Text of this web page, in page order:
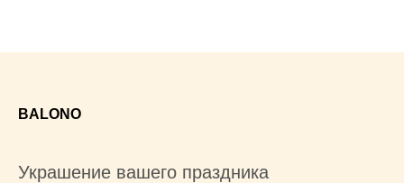
BALONO
Украшение вашего праздника